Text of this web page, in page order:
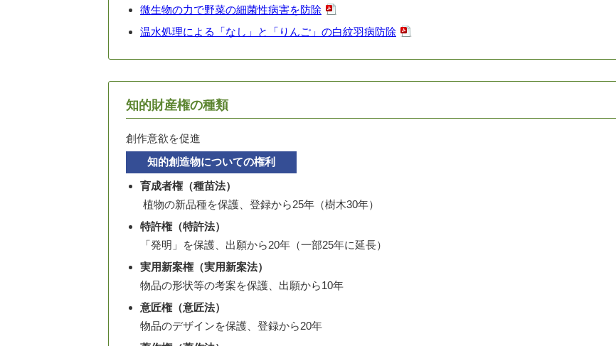
微生物の力で野菜の細菌性病害を防除
温水処理による「なし」と「りんご」の白紋羽病防除
知的財産権の種類
創作意欲を促進
知的創造物についての権利
育成者権（種苗法）
植物の新品種を保護、登録から25年（樹木30年）
特許権（特許法）
「発明」を保護、出願から20年（一部25年に延長）
実用新案権（実用新案法）
物品の形状等の考案を保護、出願から10年
意匠権（意匠法）
物品のデザインを保護、登録から20年